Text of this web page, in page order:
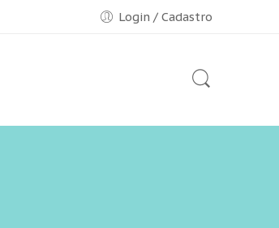
Login / Cadastro